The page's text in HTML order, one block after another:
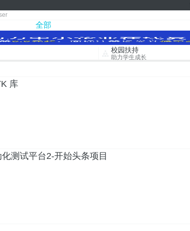
全部
校园扶持
助力学生成长
库
测试平台2-开始头条项目